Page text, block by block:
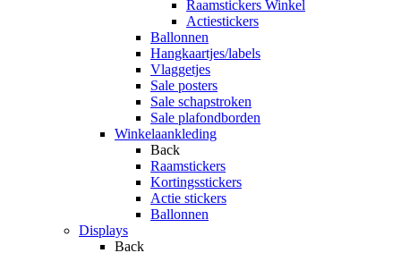
Raamstickers Winkel
Actiestickers
Ballonnen
Hangkaartjes/labels
Vlaggetjes
Sale posters
Sale schapstroken
Sale plafondborden
Winkelaankleding
Back
Raamstickers
Kortingsstickers
Actie stickers
Ballonnen
Displays
Back